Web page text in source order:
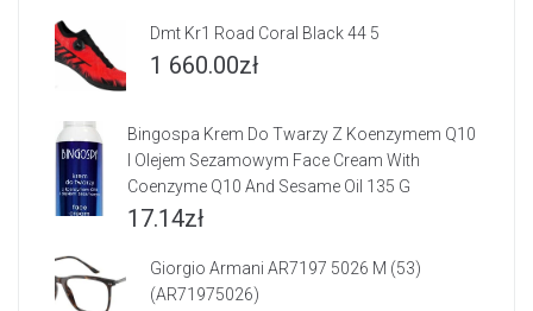
Dmt Kr1 Road Coral Black 44 5
1 660.00zł
Bingospa Krem Do Twarzy Z Koenzymem Q10
I Olejem Sezamowym Face Cream With
Coenzyme Q10 And Sesame Oil 135 G
17.14zł
Giorgio Armani AR7197 5026 M (53)
(AR71975026)